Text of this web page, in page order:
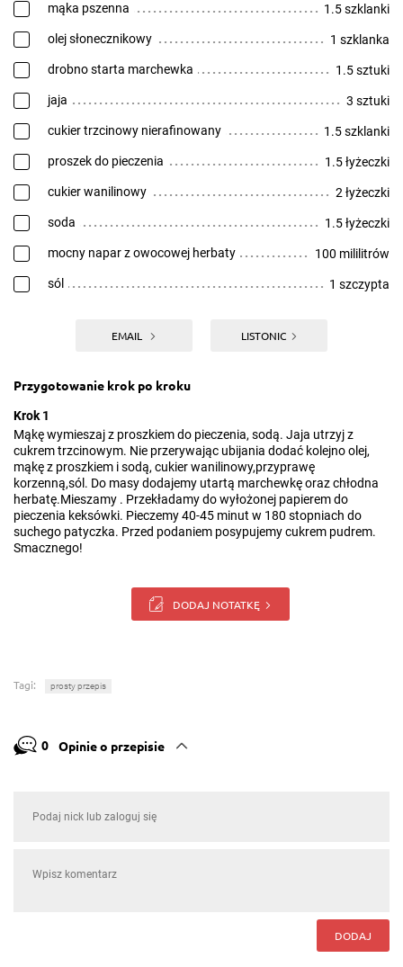
mąka pszenna 1.5 szklanki
olej słonecznikowy 1 szklanka
drobno starta marchewka 1.5 sztuki
jaja 3 sztuki
cukier trzcinowy nierafinowany 1.5 szklanki
proszek do pieczenia 1.5 łyżeczki
cukier wanilinowy 2 łyżeczki
soda 1.5 łyżeczki
mocny napar z owocowej herbaty 100 mililitrów
sól 1 szczypta
EMAIL LISTONIC
Przygotowanie krok po kroku
Krok 1
Mąkę wymieszaj z proszkiem do pieczenia, sodą. Jaja utrzyj z
cukrem trzcinowym. Nie przerywając ubijania dodać kolejno olej,
mąkę z proszkiem i sodą, cukier wanilinowy,przyprawę
korzenną,sól. Do masy dodajemy utartą marchewkę oraz chłodna
herbatę.Mieszamy . Przekładamy do wyłożonej papierem do
pieczenia keksówki. Pieczemy 40-45 minut w 180 stopniach do
suchego patyczka. Przed podaniem posypujemy cukrem pudrem.
Smacznego!
DODAJ NOTATKĘ
Tagi: prosty przepis
0 Opinie o przepisie
DODAJ